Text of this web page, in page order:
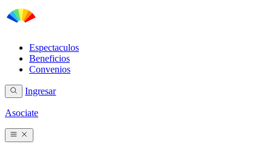
Espectaculos
Beneficios
Convenios
Ingresar
Asociate